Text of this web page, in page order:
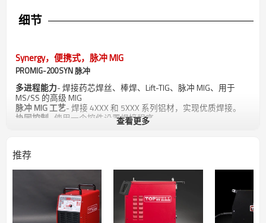
细节
Synergy，便携式，脉冲 MIG
PROMIG-200SYN 脉冲
多进程能力- 焊接药芯焊丝、棒焊、Lift-TIG、脉冲 MIG、用于
MS/SS 的高级 MIG
脉冲 MIG 工艺- 焊接 4XXX 和 5XXX 系列铝材，实现优质焊接。
协同控制 - 使用一个控件设置焊接程序。
- 提供平滑、稳定的电弧和卓越、可重复的焊接。
查看更多
推荐